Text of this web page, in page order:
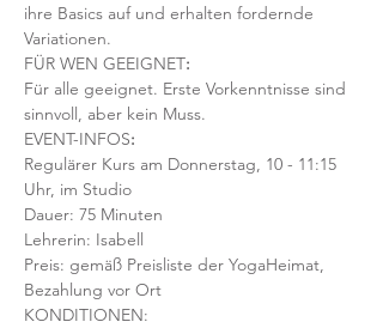
ihre Basics auf und erhalten fordernde
Variationen.
FÜR WEN GEEIGNET:
Für alle geeignet. Erste Vorkenntnisse sind
sinnvoll, aber kein Muss.
EVENT-INFOS:
Regulärer Kurs am Donnerstag, 10 - 11:15
Uhr, im Studio
Dauer: 75 Minuten
Lehrerin: Isabell
Preis: gemäß Preisliste der YogaHeimat,
Bezahlung vor Ort
KONDITIONEN: